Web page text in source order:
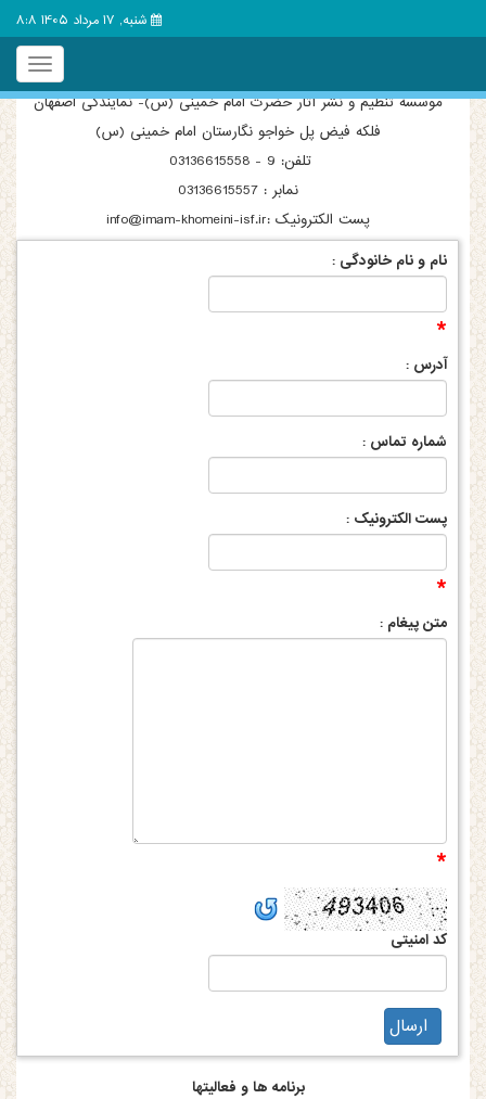
شنبه, 17 مرداد 1405 8:8
Toggle
موسسه تنظیم و نشر آثار حضرت امام خمینی (س)- نمایندگی اصفهان
فلکه فیض پل خواجو نگارستان امام خمینی (س)
تلفن: 9 - 03136615558
نمابر : 03136615557
پست الکترونیک :info@imam-khomeini-isf.ir
نام و نام خانودگی :
*
آدرس :
شماره تماس :
پست الکترونیک :
*
متن پیغام :
*
کد امنیتی
برنامه ها و فعالیتها